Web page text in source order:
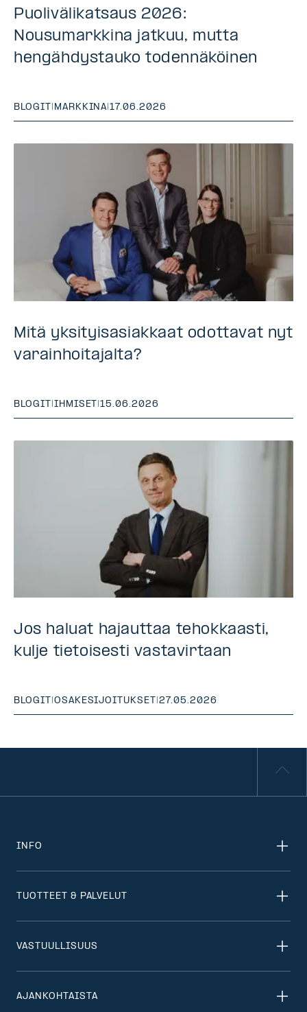
Puolivälikatsaus 2026:
Nousumarkkina jatkuu, mutta
hengähdystauko todennäköinen
BLOGIT | MARKKINA|17.06.2026
Mitä yksityisasiakkaat odottavat nyt
varainhoitajalta?
BLOGIT IHMISET |15.06.2026
Jos haluat hajauttaa tehokkaasti,
kulje tietoisesti vastavirtaan
BLOGIT |OSAKESIJOITUKSET |27.05.2026
INFO
TUOTTEET & PALVELUT
VASTUULLISUUS
AJANKOHTAISTA